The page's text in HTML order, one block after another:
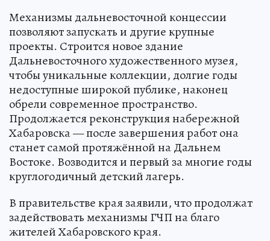
Механизмы дальневосточной концессии
позволяют запускать и другие крупные
проекты. Строится новое здание
Дальневосточного художественного музея,
чтобы уникальные коллекции, долгие годы
недоступные широкой публике, наконец
обрели современное пространство.
Продолжается реконструкция набережной
Хабаровска — после завершения работ она
станет самой протяжённой на Дальнем
Востоке. Возводится и первый за многие годы
круглогодичный детский лагерь.
В правительстве края заявили, что продолжат
задействовать механизмы ГЧП на благо
жителей Хабаровского края.